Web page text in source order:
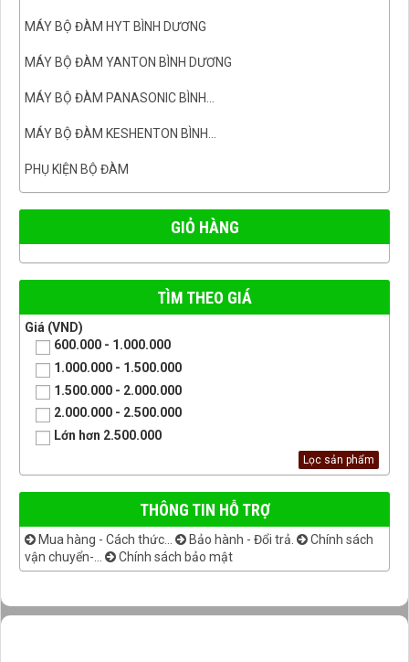
MÁY BỘ ĐÀM HYT BÌNH DƯƠNG
MÁY BỘ ĐÀM YANTON BÌNH DƯƠNG
MÁY BỘ ĐÀM PANASONIC BÌNH...
MÁY BỘ ĐÀM KESHENTON BÌNH...
PHỤ KIỆN BỘ ĐÀM
GIỎ HÀNG
TÌM THEO GIÁ
Giá (VND)
600.000 - 1.000.000
1.000.000 - 1.500.000
1.500.000 - 2.000.000
2.000.000 - 2.500.000
Lớn hơn 2.500.000
THÔNG TIN HỖ TRỢ
Mua hàng - Cách thức... Bảo hành - Đổi trả.
Chính sách
vận chuyển-...
Chính sách bảo mật